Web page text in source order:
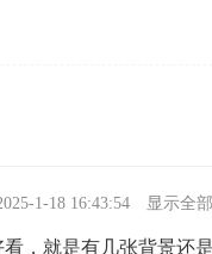
1-18 16:43:54 显示全
看，就是有几张背景还